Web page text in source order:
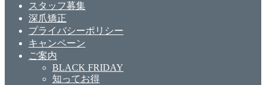
スタッフ募集
深爪矯正
プライバシーポリシー
キャンペーン
ご案内
BLACK FRIDAY
知ってお得